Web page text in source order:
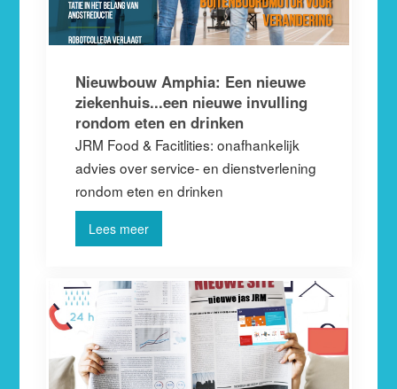
Nieuwbouw Amphia: Een nieuwe
ziekenhuis...een nieuwe invulling
rondom eten en drinken
JRM Food & Facitlities: onafhankelijk
advies over service- en dienstverlening
rondom eten en drinken
Lees meer